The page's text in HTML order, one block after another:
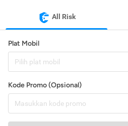
All Risk
Plat Mobil
Pilih plat mobil
Kode Promo (Opsional)